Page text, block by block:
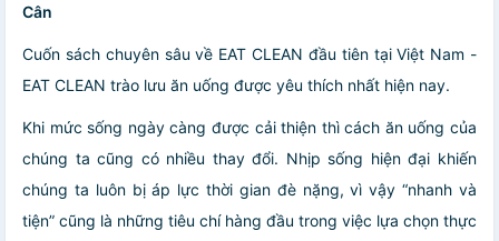
Cân
Cuốn sách chuyên sâu về EAT CLEAN đầu tiên tại Việt Nam -
EAT CLEAN trào lưu ăn uống được yêu thích nhất hiện nay.
Khi mức sống ngày càng được cải thiện thì cách ăn uống của
chúng ta cũng có nhiều thay đổi. Nhịp sống hiện đại khiến
chúng ta luôn bị áp lực thời gian đè nặng, vì vậy “nhanh và
tiện” cũng là những tiêu chí hàng đầu trong việc lựa chọn thực